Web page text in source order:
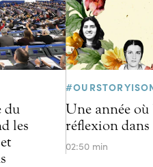
du
les
Une année
réflexion
02:50 min